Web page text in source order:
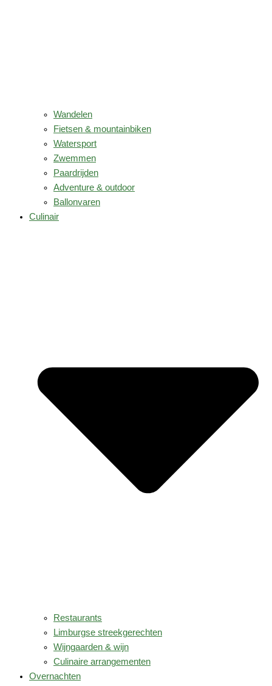
Wandelen
Fietsen & mountainbiken
Watersport
Zwemmen
Paardrijden
Adventure & outdoor
Ballonvaren
Culinair
Restaurants
Limburgse streekgerechten
Wijngaarden & wijn
Culinaire arrangementen
Overnachten